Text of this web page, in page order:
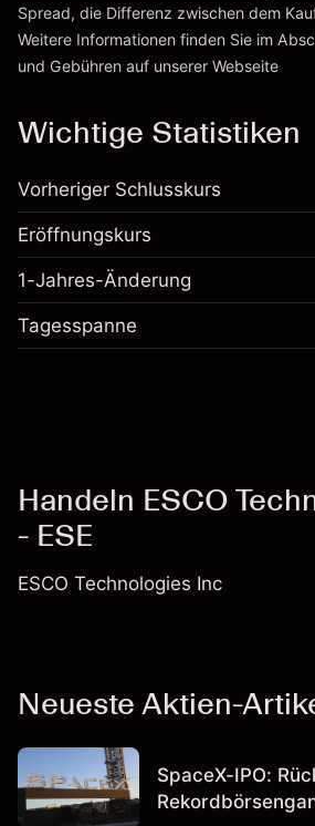
Zur Plattform
Spread, die Differenz zwischen dem
Weitere Informationen finden Sie im
und Gebühren auf unserer Webseite
Wichtige Statistiken
Vorheriger Schlusskurs
Eröffnungskurs
1-Jahres-Änderung
Tagesspanne
Handeln ESCO
- ESE
ESCO Technologies Inc
Neueste Aktien-
SpaceX-IPO: